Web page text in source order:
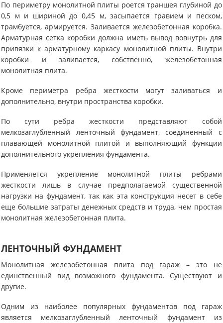
По периметру монолитной плиты роется траншея глубиной до
0,5 м и шириной до 0,45 м, засыпается гравием и песком,
трамбуется, армируется. Заливается железобетонная коробка.
Арматурная сетка коробки должна иметь вывод вовнутрь для
привязки к арматурному каркасу монолитной плиты. Внутри
коробки и заливается, собственно, железобетонная
монолитная плита.
Кроме периметра ребра жесткости могут заливаться и
дополнительно, внутри пространства коробки.
По сути ребра жесткости представляют собой
мелкозаглубленный ленточный фундамент, соединенный с
плавающей монолитной плитой и выполняющий функции
дополнительного укрепления фундамента.
Применяется укрепление монолитной плиты ребрами
жесткости лишь в случае предполагаемой существенной
нагрузки на фундамент, так как эта конструкция несет в себе
еще большие затраты денежных средств и труда, чем простая
монолитная железобетонная плита.
ЛЕНТОЧНЫЙ ФУНДАМЕНТ
Монолитная железобетонная плита под гараж – это не
единственный вид возможного фундамента. Существуют и
другие.
Одним из наиболее популярных фундаментов под гараж
является мелкозаглубленный ленточный фундамент из